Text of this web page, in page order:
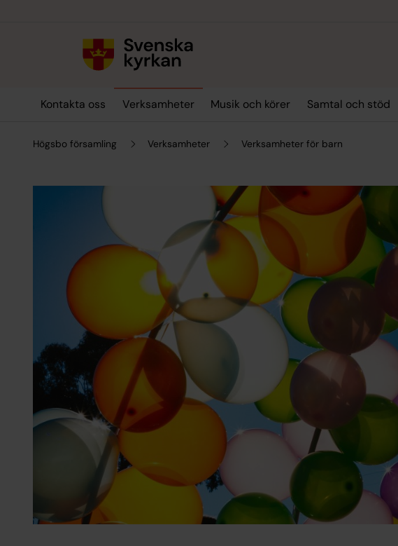
Kontakta oss Verksamheter Musik och körer Samtal och stöd
Högsbo församling Verksamheter Verksamheter för barn